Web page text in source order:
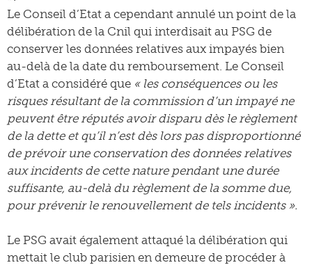
Le Conseil d’Etat a cependant annulé un point de la
délibération de la Cnil qui interdisait au PSG de
conserver les données relatives aux impayés bien
au-delà de la date du remboursement. Le Conseil
d’Etat a considéré que « les conséquences ou les
risques résultant de la commission d’un impayé ne
peuvent être réputés avoir disparu dès le règlement
de la dette et qu’il n’est dès lors pas disproportionné
de prévoir une conservation des données relatives
aux incidents de cette nature pendant une durée
suffisante, au-delà du règlement de la somme due,
pour prévenir le renouvellement de tels incidents ».
Le PSG avait également attaqué la délibération qui
mettait le club parisien en demeure de procéder à